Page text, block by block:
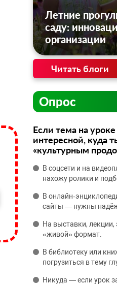
Летние
саду:
организации
Читать блоги
Опрос
Если тема на уроке
интересной, куда
«культурным
В соцсети и на
нахожу ролики и
В
сайты — нужны
На выставки,
«живой» формат.
В библиотеку или
погрузиться в тему
Никуда — если урок